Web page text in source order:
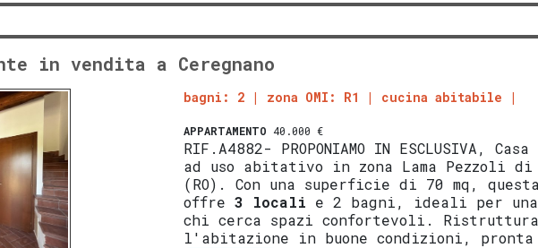
in vendita a Ceregnano
bagni: 2 zona OMI: R1 cucina abitabile
APPARTAMENTO 40.000 €
RIF.A4882- PROPONIAMO IN ESCLUSIVA,
ad uso abitativo in zona Lama Pezzoli
(RO). Con una superficie di 70 mq,
offre3 locali e 2 bagni, ideali per
chi cerca spazi confortevoli.
l'abitazione in buone condizioni,